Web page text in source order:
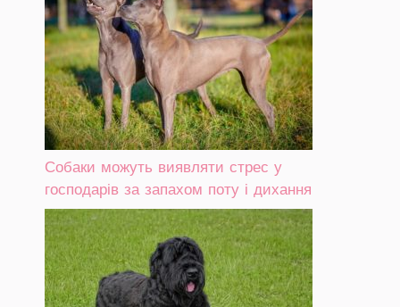
Собаки можуть виявляти стрес у
господарів за запахом поту і дихання